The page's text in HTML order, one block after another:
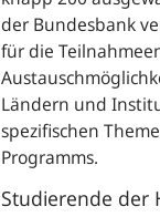
der Bundesbank
für die
Ländern und
spezifischen
Programms.
Studierende der